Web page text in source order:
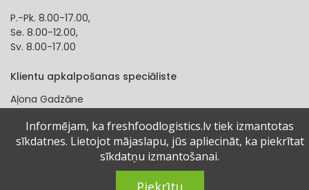
P.-Pk. 8.00-17.00,
Se. 8.00-12.00,
Sv. 8.00-17.00
Klientu apkalpošanas speciāliste
Aļona Gadzāne
e-pasts:alona.gadzane@freshfoodlogistics.lv
© 2024 Fresh Food Logistics SIA. Visas tiesības aizsargātas.
Informējam, ka freshfoodlogistics.lv tiek izmantotas
sīkdatnes. Lietojot mājaslapu, jūs apliecināt, ka piekrītat
sīkdatņu izmantošanai.
Piekrītu